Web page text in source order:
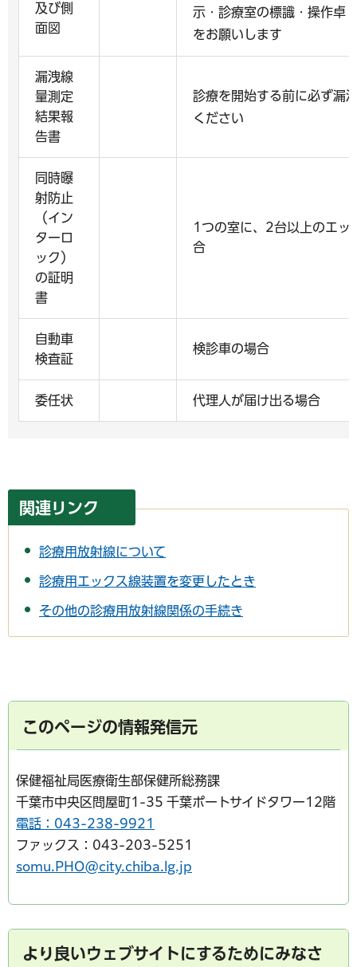
及び側
面図
示・診療室の標識・操作卓
をお願いします
漏洩線
量測定
結果報
告書
診療を開始する前に必ず漏
ください
同時曝
射防止
（イン
ターロ
ック）
の証明
書
1つの室に、2台以上のエッ
合
自動車
検査証
検診車の場合
委任状 代理人が届け出る場合
関連リンク
診療用放射線について
診療用エックス線装置を変更したとき
その他の診療用放射線関係の手続き
このページの情報発信元
保健福祉局医療衛生部保健所総務課
千葉市中央区問屋町1-35 千葉ポートサイドタワー12階
電話：043-238-9921
ファックス：043-203-5251
somu.PHO@city.chiba.lg.jp
より良いウェブサイトにするためにみなさ